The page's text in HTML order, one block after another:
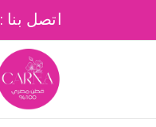
اتصل بنا :